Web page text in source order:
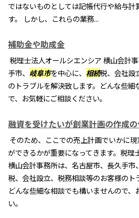
ではないものとしては記帳代行や給与計
す。 しかし、これらの業務...
補助金や助成金
税理士法人オールシエンシア 横山会計
手市、 岐阜市を中心に、 相続税、会社設
のトラブルを解決致します。どんな些細
で、お気軽にご相談ください。
融資を受けたいが創業計画の作成
そのため、ここでの売上計画でいかに
ができるかが重要になってきます。税理
横山会計事務所は、名古屋市、長久手市、
税、会社設立、税務相談等のお客様のト
どんな些細な相談でも構いませんので、
い。